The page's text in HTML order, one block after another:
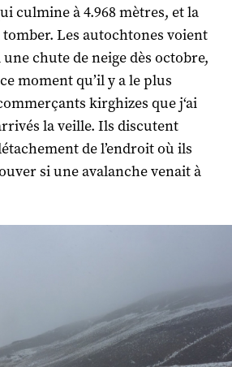
culmine à 4.968 mètres, et la
tomber. Les autochtones voient
chute de neige dès octobre,
moment qu’il y a le plus
kirghizes que j‘ai
la veille. Ils discutent
de l’endroit où ils
si une avalanche venait à